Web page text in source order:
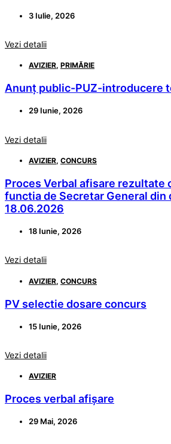
3 Iulie, 2026
Vezi detalii
AVIZIER, PRIMĂRIE
Anunț public-PUZ-introducere
29 Iunie, 2026
Vezi detalii
AVIZIER, CONCURS
Proces Verbal afisare rezultate
functia de Secretar General din
18.06.2026
18 Iunie, 2026
Vezi detalii
AVIZIER, CONCURS
PV selectie dosare concurs
15 Iunie, 2026
Vezi detalii
AVIZIER
Proces verbal afișare
29 Mai, 2026